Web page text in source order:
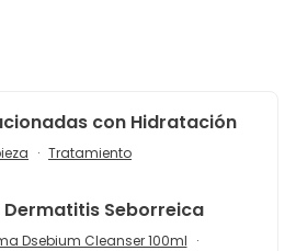
con Hidratación
Tratamiento
Dermatitis Seborreica
Dsebium Cleanser 100ml